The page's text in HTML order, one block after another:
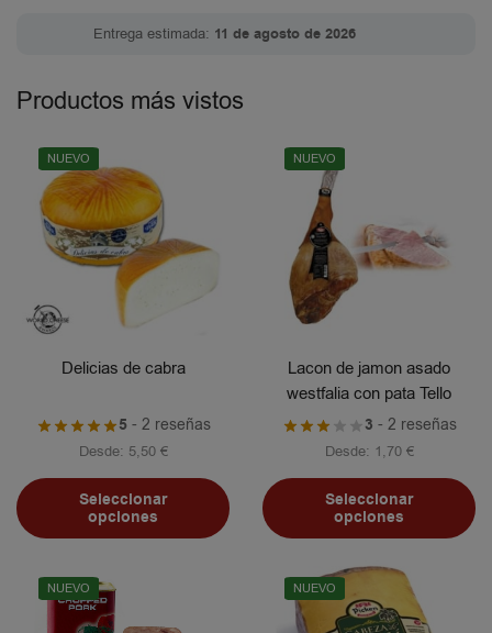
Entrega estimada: 11 de agosto de 2026
Productos más vistos
NUEVO
Delicias de cabra
5- 2 reseñas
Desde: 5,50 €
Seleccionar
opciones
NUEVO
Lacon de jamon asado
westfalia con pata Tello
3 - 2 reseñas
Desde: 1,70 €
Seleccionar
opciones
NUEVO NUEVO